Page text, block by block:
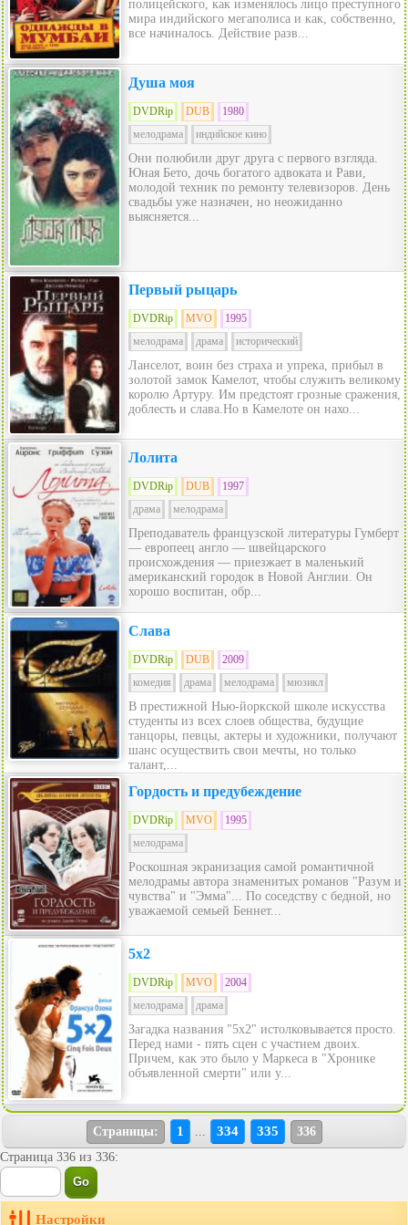
полицейского, как изменялось лицо преступного
мира индийского мегаполиса и как, собственно,
все начиналось. Действие разв...
Душа моя
DVDRip DUB
1980
мелодрама
индийское кино
Они полюбили друг друга с первого взгляда.
Юная Бето, дочь богатого адвоката и Рави,
молодой техник по ремонту телевизоров. День
свадьбы уже назначен, но неожиданно
выясняется...
Первый рыцарь
DVDRip MVO
1995
мелодрама
драма исторический
Ланселот, воин без страха и упрека, прибыл в
золотой замок Камелот, чтобы служить великому
королю Артуру. Им предстоят грозные сражения,
доблесть и слава.Но в Камелоте он нахо...
Лолита
DVDRip DUB
1997
драма
мелодрама
Преподаватель французской литературы Гумберт
— европеец англо — швейцарского
происхождения — приезжает в маленький
американский городок в Новой Англии. Он
хорошо воспитан, обр...
Слава
DVDRip DUB
2009
комедия
драма мелодрама мюзикл
В престижной Нью-йоркской школе искусства
студенты из всех слоев общества, будущие
танцоры, певцы, актеры и художники, получают
шанс осуществить свои мечты, но только
талант,...
Гордость и предубеждение
DVDRip MVO
1995
мелодрама
Роскошная экранизация самой романтичной
мелодрамы автора знаменитых романов "Разум и
чувства" и "Эмма"... По соседству с бедной, но
уважаемой семьей Беннет...
5x2
DVDRip MVO
2004
мелодрама
драма
Загадка названия "5х2" истолковывается просто.
Перед нами - пять сцен с участием двоих.
Причем, как это было у Маркеса в "Хронике
объявленной смерти" или у...
Страницы: 1 334 335
336
Страница 336 из 336:
Настройки